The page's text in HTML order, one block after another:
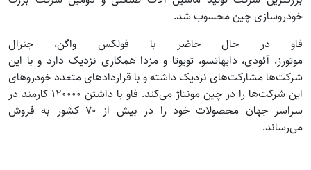
خودروسازی چین محسوب شد.
فاو در حال حاضر با فولکس واگن، جنرال
موتورز، آئودی، دایهاتسو، تویوتا و مزدا همکاری نزدیک دارد و با این
شرکت‌ها مشارکت‌های نزدیک داشته و با قراردادهای متعدد خودروهای
این شرکت‌ها را در چین مونتاژ می‌کند. فاو با داشتن ۱۲۰۰۰۰ کارمند در
سراسر جهان محصولات خود را در بیش از ۷۰ کشور به فروش
می‌رساند.